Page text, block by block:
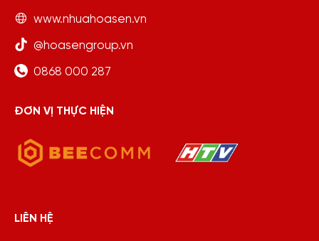
www.nhuahoasen.vn
@hoasengroup.vn
0868 000 287
ĐƠN VỊ THỰC HIỆN
LIÊN HỆ